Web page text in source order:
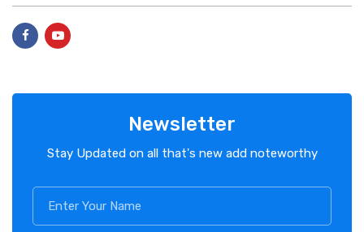
Newsletter
Stay Updated on all that's new add noteworthy